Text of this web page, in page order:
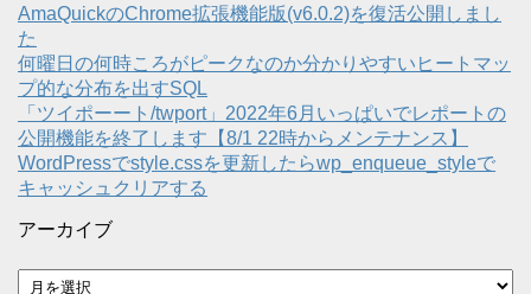
AmaQuickのChrome拡張機能版(v6.0.2)を復活公開しまし
た
何曜日の何時ころがピークなのか分かりやすいヒートマッ
プ的な分布を出すSQL
「ツイポーート/twport」2022年6月いっぱいでレポートの
公開機能を終了します【8/1 22時からメンテナンス】
WordPressでstyle.cssを更新したらwp_enqueue_styleで
キャッシュクリアする
アーカイブ
ア